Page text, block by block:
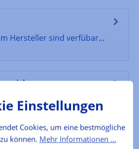
Hersteller sind verfübar...
Gewürzmischung Zutaten:
Bockshornklee,
Pfeffer, Kreuzkümme…Mehr
Cookies, um eine bestmögliche
können. Mehr Informationen ...